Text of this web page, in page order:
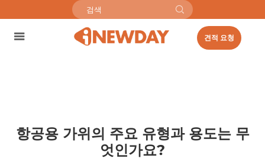
견적 요청
항공용 가위의 주요 유형과 용도는 무
엇인가요?